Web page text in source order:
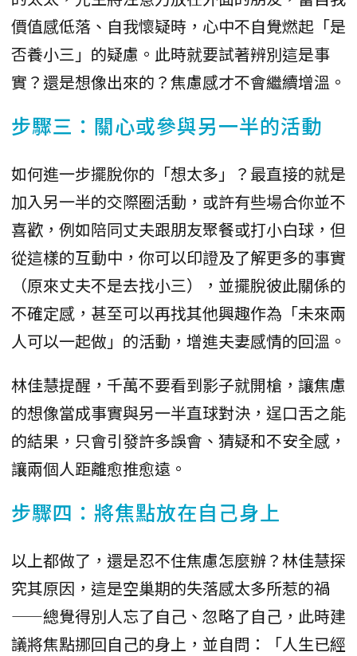
價值感低落、自我懷疑時，心中不自覺燃起「是
否養小三」的疑慮。此時就要試著辨別這是事
實？還是想像出來的？焦慮感才不會繼續增溫。
步驟三：關心或參與另一半的活動
如何進一步擺脫你的「想太多」？最直接的就是
加入另一半的交際圈活動，或許有些場合你並不
喜歡，例如陪同丈夫跟朋友聚餐或打小白球，但
從這樣的互動中，你可以印證及了解更多的事實
（原來丈夫不是去找小三），並擺脫彼此關係的
不確定感，甚至可以再找其他興趣作為「未來兩
人可以一起做」的活動，增進夫妻感情的回溫。
林佳慧提醒，千萬不要看到影子就開槍，讓焦慮
的想像當成事實與另一半直球對決，逞口舌之能
的結果，只會引發許多誤會、猜疑和不安全感，
讓兩個人距離愈推愈遠。
步驟四：將焦點放在自己身上
以上都做了，還是忍不住焦慮怎麼辦？林佳慧探
究其原因，這是空巢期的失落感太多所惹的禍
——總覺得別人忘了自己、忽略了自己，此時建
議將焦點挪回自己的身上，並自問：「人生已經